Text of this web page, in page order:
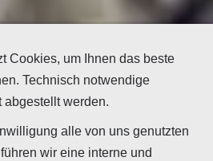
Cookies, um Ihnen das beste
Technisch notwendige
werden.
alle von uns genutzten
wir eine interne und